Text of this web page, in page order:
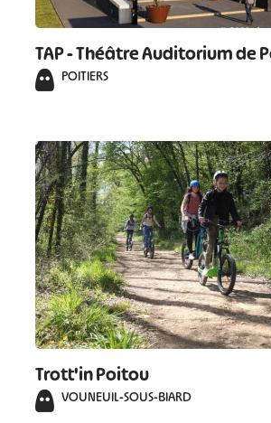
TAP - Théâtre Auditorium de
POITIERS
Trott'in Poitou
VOUNEUIL-SOUS-BIARD